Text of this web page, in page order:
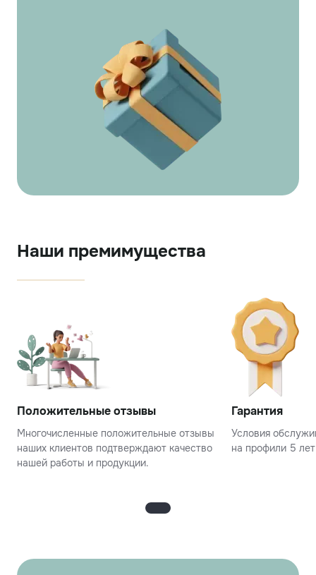
Наши премимущества
Положительные отзывы
Многочисленные положительные отзывы
наших клиентов подтверждают качество
нашей работы и продукции.
Гарантия
Условия
на профили 5